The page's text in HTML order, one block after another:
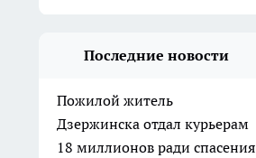
Последние новости
Пожилой житель
Дзержинска отдал курьерам
18 миллионов ради спасения